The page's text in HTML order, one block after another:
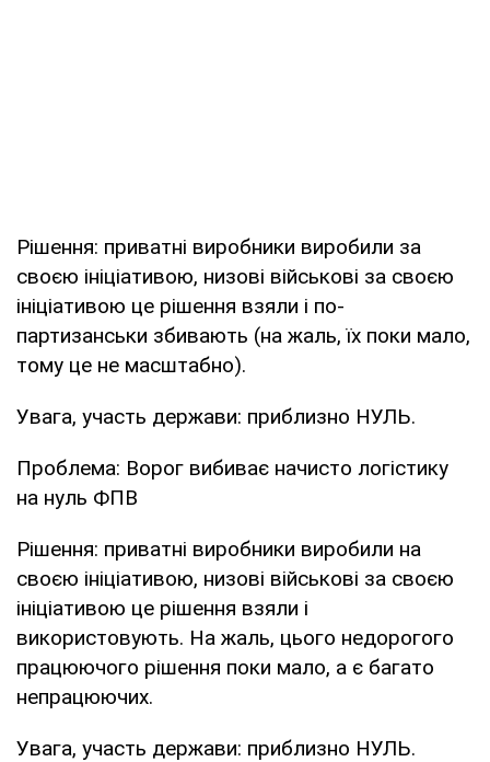
Рішення: приватні виробники виробили за
своєю ініціативою, низові військові за своєю
ініціативою це рішення взяли і по-
партизанськи збивають (на жаль, їх поки мало,
тому це не масштабно).
Увага, участь держави: приблизно НУЛЬ.
Проблема: Ворог вибиває начисто логістику
на нуль ФПВ
Рішення: приватні виробники виробили на
своєю ініціативою, низові військові за своєю
ініціативою це рішення взяли і
використовують. На жаль, цього недорогого
працюючого рішення поки мало, а є багато
непрацюючих.
Увага, участь держави: приблизно НУЛЬ.